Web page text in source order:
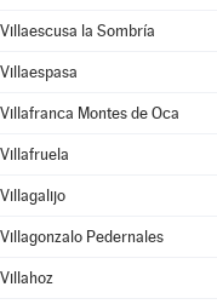
Villaescusa la Sombría
Villaespasa
Villafranca Montes de Oca
Villafruela
Villagalijo
Villagonzalo Pedernales
Villahoz